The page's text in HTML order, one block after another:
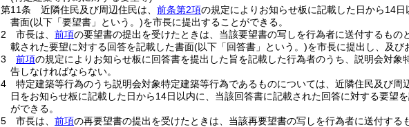
第11条
近隣住民及び周辺住民は、 前条第2項の規定によりお知らせ板に記載した日から14
書面(以下「要望書」という。)を市長に提出することができる。
2
市長は、 前項の要望書の提出を受けたときは、当該要望書の写しを行為者に送付するもの
載された要望に対する回答を記載した書面(以下「回答書」という。)を市長に提出し、及び
3
前項の規定によりお知らせ板に回答書を提出した旨を記載した行為者のうち、説明会対
告しなければならない。
4
特定建築等行為のうち説明会対象特定建築等行為であるものについては、近隣住民及び周
日をお知らせ板に記載した日から14日以内に、当該回答書に記載された回答に対する要望
ができる。
5
市長は、 前項の再要望書の提出を受けたときは、当該再要望書の写しを行為者に送付する